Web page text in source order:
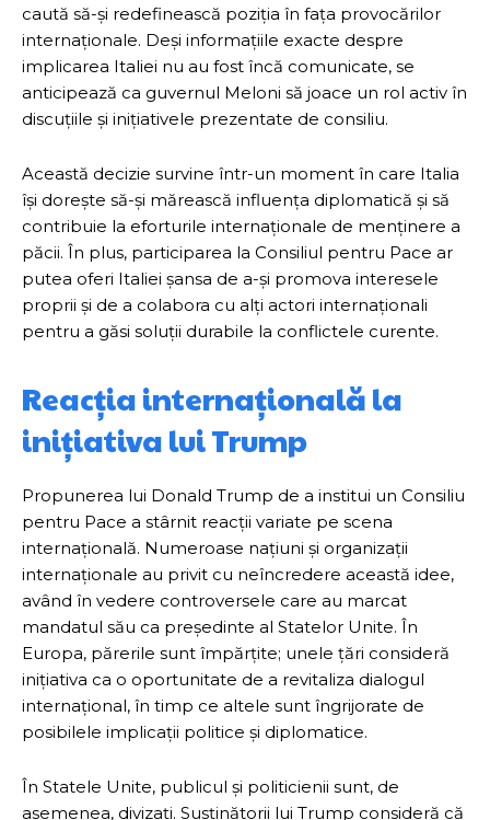
caută să-și redefinească poziția în fața provocărilor
internaționale. Deși informațiile exacte despre
implicarea Italiei nu au fost încă comunicate, se
anticipează ca guvernul Meloni să joace un rol activ în
discuțiile și inițiativele prezentate de consiliu.
Această decizie survine într-un moment în care Italia
își dorește să-și mărească influența diplomatică și să
contribuie la eforturile internaționale de menținere a
păcii. În plus, participarea la Consiliul pentru Pace ar
putea oferi Italiei șansa de a-și promova interesele
proprii și de a colabora cu alți actori internaționali
pentru a găsi soluții durabile la conflictele curente.
Reacția internațională la
inițiativa lui Trump
Propunerea lui Donald Trump de a institui un Consiliu
pentru Pace a stârnit reacții variate pe scena
internațională. Numeroase națiuni și organizații
internaționale au privit cu neîncredere această idee,
având în vedere controversele care au marcat
mandatul său ca președinte al Statelor Unite. În
Europa, părerile sunt împărțite; unele țări consideră
inițiativa ca o oportunitate de a revitaliza dialogul
internațional, în timp ce altele sunt îngrijorate de
posibilele implicații politice și diplomatice.
În Statele Unite, publicul și politicienii sunt, de
asemenea, divizați. Susținătorii lui Trump consideră că